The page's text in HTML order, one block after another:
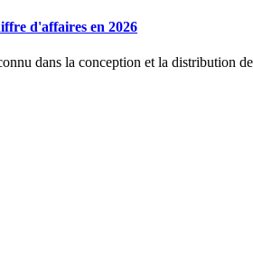
d'affaires en 2026
dans la conception et la distribution